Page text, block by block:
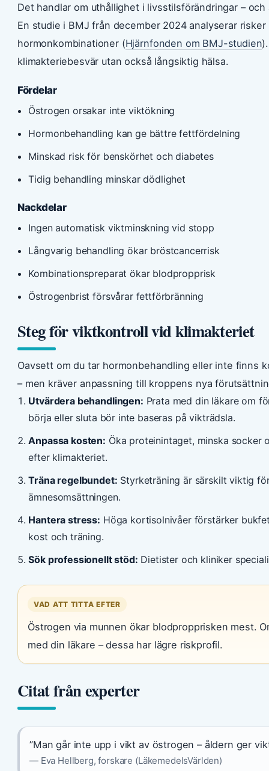
Det handlar om uthållighet i livsstilsförändringar –
En studie i BMJ från december 2024 analyserar
hormonkombinationer (Hjärnfonden om BMJ-studien
klimakteriebesvär utan också långsiktig hälsa.
Fördelar
Östrogen orsakar inte viktökning
Hormonbehandling kan ge bättre fettfördelning
Minskad risk för benskörhet och diabetes
Tidig behandling minskar dödlighet
Nackdelar
Ingen automatisk viktminskning vid stopp
Långvarig behandling ökar bröstcancerrisk
Kombinationspreparat ökar blodpropprisk
Östrogenbrist försvårar fettförbränning
Steg för viktkontroll vid klimakteriet
Oavsett om du tar hormonbehandling eller inte finns
– men kräver anpassning till kroppens nya
Utvärdera behandlingen: Prata med din läkare om
börja eller sluta bör inte baseras på vikträdsla.
Anpassa kosten: Öka proteinintaget, minska socker
efter klimakteriet.
Träna regelbundet: Styrketräning är särskilt viktig
ämnesomsättningen.
Hantera stress: Höga kortisolnivåer förstärker
kost och träning.
Sök professionellt stöd: Dietister och kliniker
VAD ATT TITTA EFTER
Östrogen via munnen ökar blodpropprisken mest.
med din läkare – dessa har lägre riskprofil.
Citat från experter
”Man går inte upp i vikt av östrogen – åldern ger
— Eva Hellberg, forskare (LäkemedelsVärlden)